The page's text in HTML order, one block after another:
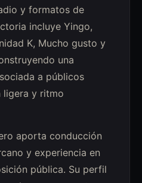
y formatos de
incluye Yingo,
K, Mucho gusto y
una
a públicos
ligera y ritmo
aporta conducción
y experiencia en
pública. Su perfil